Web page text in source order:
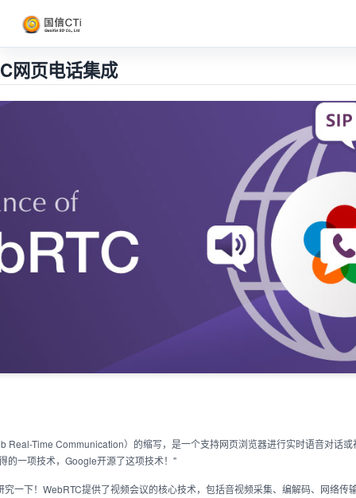
网页电话集成
Real-Time Communication）的缩写，是一个支持网页浏览器进行实时语音对话
的一项技术，Google开源了这项技术！"
一下！WebRTC提供了视频会议的核心技术，包括音视频采集、编解码、网络传